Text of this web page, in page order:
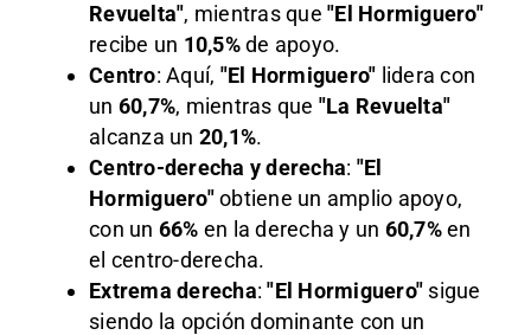
Revuelta", mientras que "El Hormiguero"
recibe un 10,5%de apoyo.
Centro: Aquí, "El Hormiguero" lidera con
un 60,7%, mientras que "La Revuelta"
alcanza un 20,1%.
Centro-derecha y derecha: "El
Hormiguero"obtiene un amplio apoyo,
con un 66% en la derecha y un 60,7%en
el centro-derecha.
Extrema derecha:"El Hormiguero" sigue
siendo la opción dominante con un